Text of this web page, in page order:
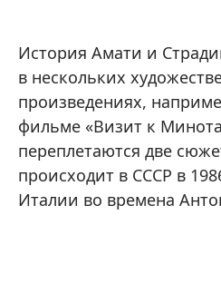
История Амати и
в нескольких
произведениях,
фильме «Визит к
переплетаются две
происходит в СССР в
Италии во времена